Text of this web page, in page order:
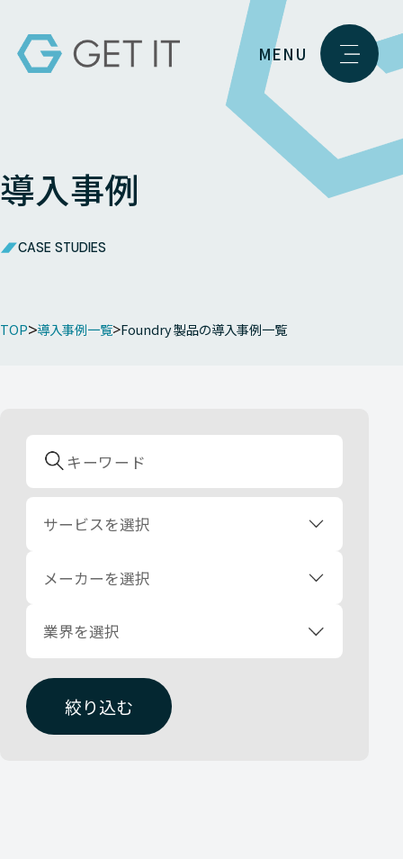
MENU
導入事例
CASE STUDIES
TOP 導入事例一覧 Foundry 製品の導入事例一覧
サービスを選択
メーカーを選択
業界を選択
絞り込む